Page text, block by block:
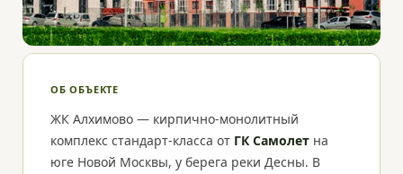
ОБ ОБЪЕКТЕ
ЖК Алхимово — кирпично-монолитный
комплекс стандарт-класса от ГК Самолет на
юге Новой Москвы, у берега реки Десны. В